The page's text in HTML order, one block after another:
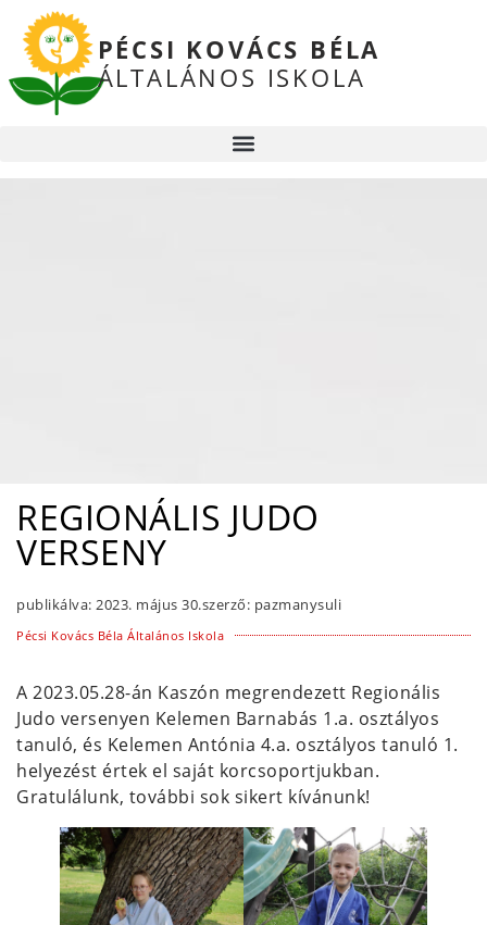
PÉCSI KOVÁCS BÉLA
ÁLTALÁNOS ISKOLA
REGIONÁLIS JUDO
VERSENY
publikálva: 2023. május 30.szerző: pazmanysuli
Pécsi Kovács Béla Általános Iskola
A 2023.05.28-án Kaszón megrendezett Regionális
Judo versenyen Kelemen Barnabás 1.a. osztályos
tanuló, és Kelemen Antónia 4.a. osztályos tanuló 1.
helyezést értek el saját korcsoportjukban.
Gratulálunk, további sok sikert kívánunk!